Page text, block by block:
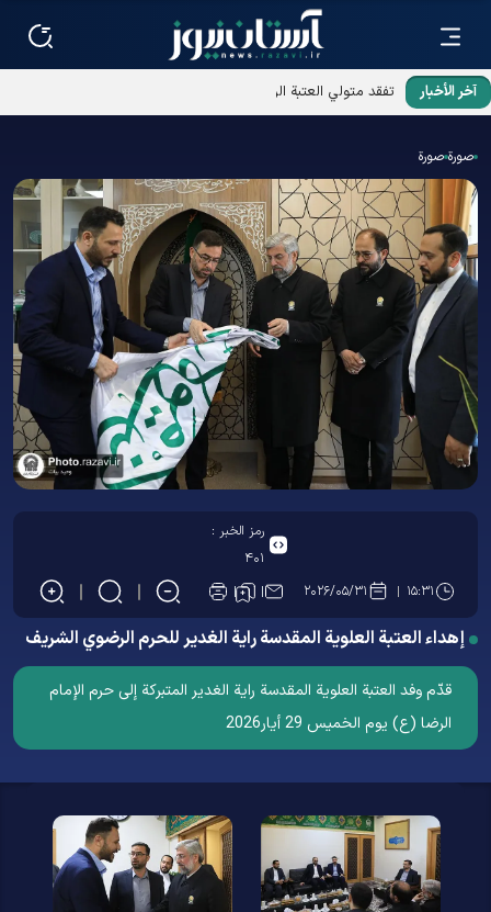
آخر الأخبار
تفقد متولي العتبة الرضوية المقدسة مشروع رواق الإمام الحسين
عليه السلام تحت الأرضي
صورة صورة
رمز الخبر :
۴۰۱
۱۵:۳۱
۲۰۲۶/۰۵/۳۱
إهداء العتبة العلویة المقدسة رایة الغدیر للحرم الرضوي الشریف
قدّم وفد العتبة العلویة المقدسة رایة الغدیر المتبرکة إلى حرم الإمام
الرضا (ع) يوم الخميس 29 أیار2026